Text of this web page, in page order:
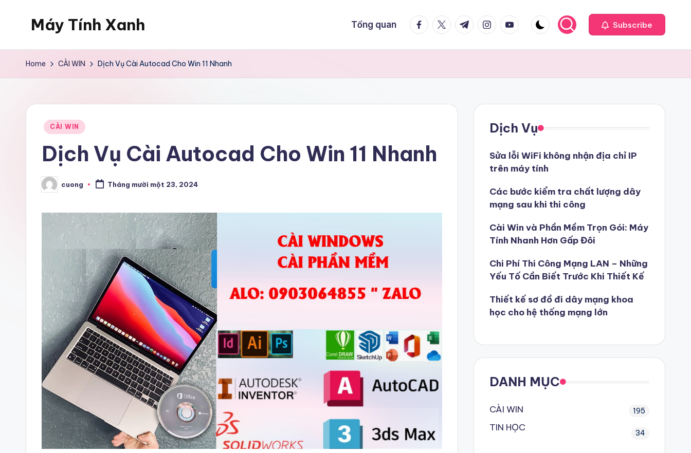
Máy Tính Xanh
Vụ
Tính
Nhà
Tổng quan facebook.com
twitter.com
t.me instagram.com
youtube.com Subscribe
Home CÀI WIN Dịch Vụ Cài Autocad Cho Win 11 Nhanh
Posted
CÀI WIN
Dịch Vụ Cài Autocad Cho Win 11 Nhanh
Posted
by
cuong Tháng mười một 23, 2024
Dịch Vụ
Sửa lỗi WiFi không nhận địa chỉ IP
trên máy tính
Các bước kiểm tra chất lượng dây
mạng sau khi thi công
Cài Win và Phần Mềm Trọn Gói: Máy
Tính Nhanh Hơn Gấp Đôi
Chi Phí Thi Công Mạng LAN – Những
Yếu Tố Cần Biết Trước Khi Thiết Kế
Thiết kế sơ đồ đi dây mạng khoa
học cho hệ thống mạng lớn
DANH MỤC
CÀI WIN 195
TIN HỌC 34